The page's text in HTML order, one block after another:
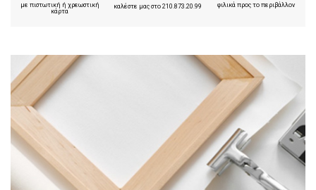
με πιστωτική ή χρεωστική
κάρτα
καλέστε μας στο210.873.20.99
φιλικά προς το περιβάλλον